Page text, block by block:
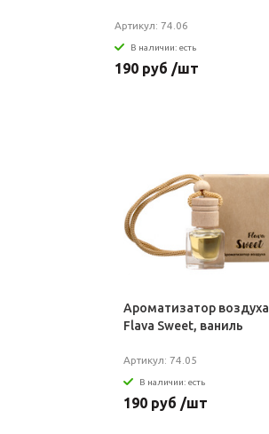
Артикул: 74.06
В наличии: есть
190 руб /шт
Ароматизатор воздуха
Flava Sweet, ваниль
Артикул: 74.05
В наличии: есть
190 руб /шт